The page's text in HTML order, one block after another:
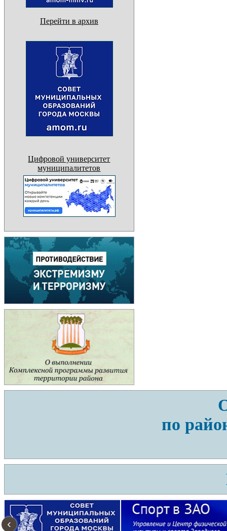
Перейти в архив
Цифровой университет
муниципалитетов
по
‹